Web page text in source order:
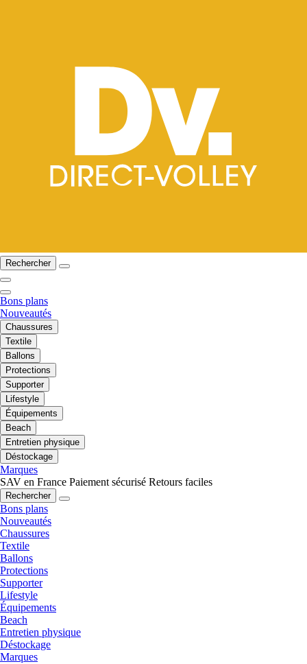
Rechercher
Bons plans
Nouveautés
Chaussures
Textile
Ballons
Protections
Supporter
Lifestyle
Équipements
Beach
Entretien physique
Déstockage
Marques
SAV en France Paiement sécurisé Retours faciles
Rechercher
Bons plans
Nouveautés
Chaussures
Textile
Ballons
Protections
Supporter
Lifestyle
Équipements
Beach
Entretien physique
Déstockage
Marques